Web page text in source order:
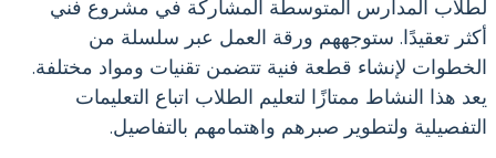
لطلاب المدارس المتوسطة المشاركة في مشروع فني
أكثر تعقيدًا. ستوجههم ورقة العمل عبر سلسلة من
الخطوات لإنشاء قطعة فنية تتضمن تقنيات ومواد مختلفة.
يعد هذا النشاط ممتازًا لتعليم الطلاب اتباع التعليمات
التفصيلية ولتطوير صبرهم واهتمامهم بالتفاصيل.